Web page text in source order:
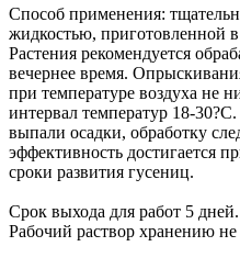
Способ применения:
жидкостью, приготовленной в
Растения рекомендуется
вечернее время.
при температуре воздуха не
интервал температур 18-
выпали осадки, обработку
эффективность достигается
сроки развития гусениц.
Срок выхода для работ 5 дней.
Рабочий раствор хранению